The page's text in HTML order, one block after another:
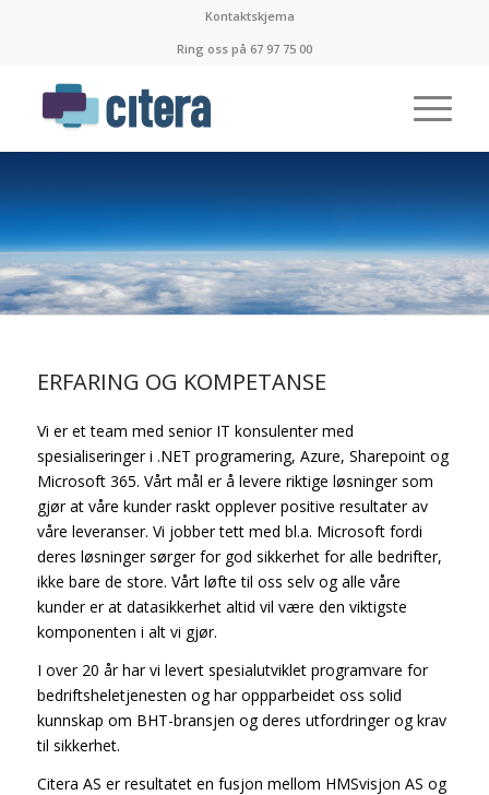
Kontaktskjema
Ring oss på 67 97 75 00
ERFARING OG KOMPETANSE
Vi er et team med senior IT konsulenter med
spesialiseringer i .NET programering, Azure, Sharepoint og
Microsoft 365. Vårt mål er å levere riktige løsninger som
gjør at våre kunder raskt opplever positive resultater av
våre leveranser. Vi jobber tett med bl.a. Microsoft fordi
deres løsninger sørger for god sikkerhet for alle bedrifter,
ikke bare de store. Vårt løfte til oss selv og alle våre
kunder er at datasikkerhet altid vil være den viktigste
komponenten i alt vi gjør.
I over 20 år har vi levert spesialutviklet programvare for
bedriftsheletjenesten og har oppparbeidet oss solid
kunnskap om BHT-bransjen og deres utfordringer og krav
til sikkerhet.
Citera AS er resultatet en fusjon mellom HMSvisjon AS og